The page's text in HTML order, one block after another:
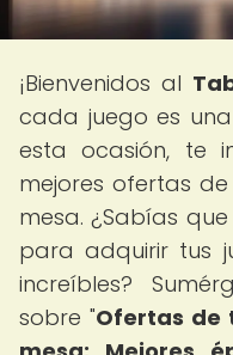
¡Bienvenidos al
cada juego es
esta ocasión, te
mejores ofertas
mesa. ¿Sabías
para adquirir tus
increíbles?
sobre "Ofertas de